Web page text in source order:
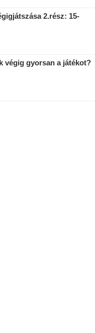
2.rész: 15-
végig gyorsan a játékot?